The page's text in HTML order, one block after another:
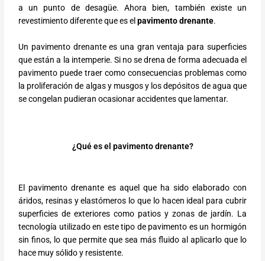
a un punto de desagüe. Ahora bien, también existe un
revestimiento diferente que es elpavimento drenante.
Un pavimento drenante es una gran ventaja para superficies
que están a la intemperie. Si no se drena de forma adecuada el
pavimento puede traer como consecuencias problemas como
la proliferación de algas y musgos y los depósitos de agua que
se congelan pudieran ocasionar accidentes que lamentar.
¿Qué es el pavimento drenante?
El pavimento drenante es aquel que ha sido elaborado con
áridos, resinas y elastómeros lo que lo hacen ideal para cubrir
superficies de exteriores como patios y zonas de jardín. La
tecnología utilizado en este tipo de pavimento es un hormigón
sin finos, lo que permite que sea más fluido al aplicarlo que lo
hace muy sólido y resistente.